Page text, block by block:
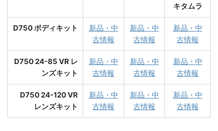
キタムラ
D750 ボディキット
新品・中
古情報
新品・中
古情報
新品・中
古情報
D750 24-85 VR レ
ンズキット
新品・中
古情報
新品・中
古情報
新品・中
古情報
D750 24-120 VR
レンズキット
新品・中
古情報
新品・中
古情報
新品・中
古情報